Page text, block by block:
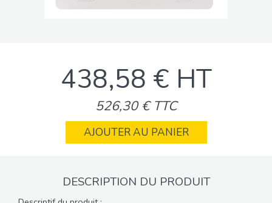
438,58 € HT
526,30 € TTC
AJOUTER AU PANIER
DESCRIPTION DU PRODUIT